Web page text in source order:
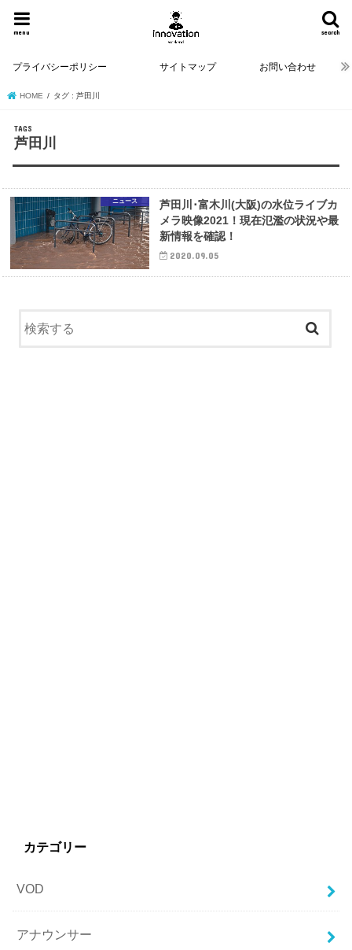
search
menu
プライバシーポリシー サイトマップ お問い合わせ
HOME タグ : 芦田川
芦田川
ニュース
芦田川･富木川(大阪)の水位ライブカ
メラ映像2021！現在氾濫の状況や最
新情報を確認！
2020.09.05
カテゴリー
VOD
アナウンサー